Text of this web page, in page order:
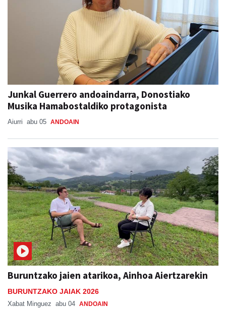
Junkal Guerrero andoaindarra, Donostiako
Musika Hamabostaldiko protagonista
Aiurri abu 05 ANDOAIN
Buruntzako jaien atarikoa, Ainhoa Aiertzarekin
BURUNTZAKO JAIAK 2026
Xabat Minguez abu 04 ANDOAIN